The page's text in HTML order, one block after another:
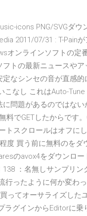
icons PNG/SVGダ
2011/07/31 : T-Pain
オンラインソフトの定
トの最新ニュースや
なシンセの音が直感
なし これはAuto-
問題があるのではない
料でGETしたからです
トスクロールはオフに
度 買う前に無料のを
のavox4をダウンロ
：名無しサンプリ
行ったように何か変わ
ってオーサライズし
ラグインからEditorに